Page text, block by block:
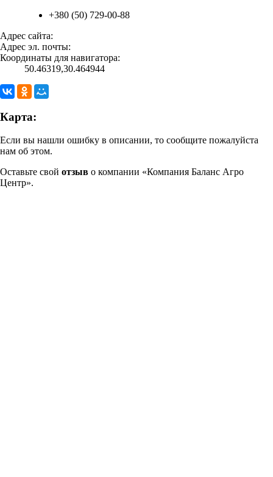
+380 (50) 729-00-88
Адрес сайта:
Адрес эл. почты:
Координаты для навигатора:
50.46319,30.464944
Карта:
Если вы нашли ошибку в описании, то сообщите пожалуйста
нам об этом.
Оставьте свой отзыв о компании «Компания Баланс Агро
Центр».